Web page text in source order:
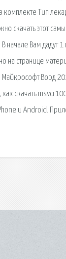
Тип
скачать этот
начале Вам дадут 1
на странице
Майкрософт Ворд
скачать
и Android.